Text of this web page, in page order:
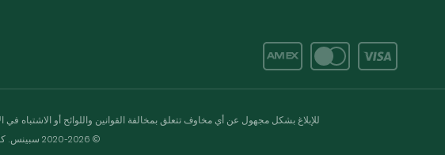
للإبلاغ بشكل مجهول عن أي مخاوف تتعلق بمخالفة القوانين واللوائح أو الاشتباه في
© 2020-2026 سبينس. كل الحقوق محفوظة